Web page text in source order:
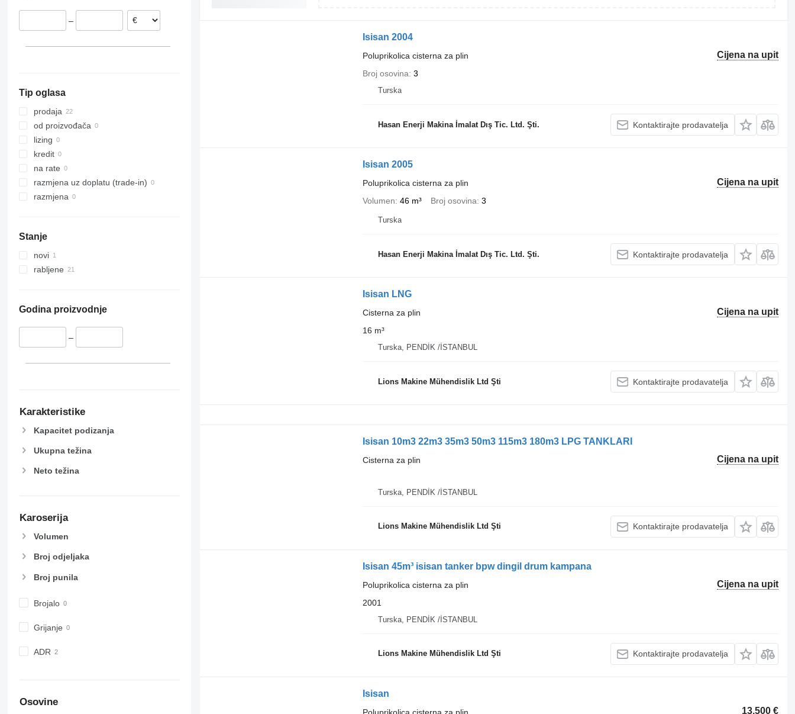
–
Tip oglasa
prodaja
od proizvođača
lizing
kredit
na rate
razmjena uz doplatu (trade-in)
razmjena
Stanje
novi
rabljene
Godina proizvodnje
–
Karakteristike
Kapacitet podizanja
Ukupna težina
Neto težina
Karoserija
Volumen
Broj odjeljaka
Broj punila
Brojalo
Grijanje
ADR
Osovine
Isisan 2004
Cijena na upit
Poluprikolica cisterna za plin
Broj osovina 3
Turska
Hasan Enerji Makina İmalat Dış Tic. Ltd. Şti. Kontaktirajte prodavatelja
Isisan 2005
Cijena na upit
Poluprikolica cisterna za plin
Volumen 46 m³ Broj osovina 3
Turska
Hasan Enerji Makina İmalat Dış Tic. Ltd. Şti. Kontaktirajte prodavatelja
Isisan LNG
Cijena na upit
Cisterna za plin
16 m³
Turska, PENDİK /İSTANBUL
Lions Makine Mühendislik Ltd Şti Kontaktirajte prodavatelja
Isisan 10m3 22m3 35m3 50m3 115m3 180m3 LPG TANKLARI
Cijena na upit
Cisterna za plin
Turska, PENDİK /İSTANBUL
Lions Makine Mühendislik Ltd Şti Kontaktirajte prodavatelja
Isisan 45m³ isisan tanker bpw dingil drum kampana
Cijena na upit
Poluprikolica cisterna za plin
2001
Turska, PENDİK /İSTANBUL
Lions Makine Mühendislik Ltd Şti Kontaktirajte prodavatelja
Isisan
13.500 €
Poluprikolica cisterna za plin